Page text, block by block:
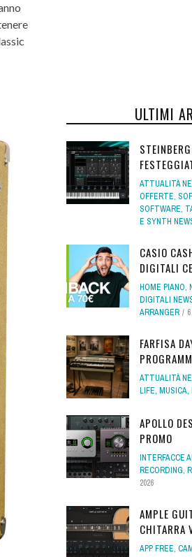
ULTIMI
ATTUALITÀ
OFFERTE,
SOFTWARE,
E SYNTH
CASIO
DIGITALI
HOME PIANO,
DIGITALI
ARRANGER
FARFISA
ATTUALITÀ
LIFE, MUSICA,
APOLLO
PROMO
INTERFACCE
RECORDING,
2026
AMPLE
CHITARRA
APP FREE,